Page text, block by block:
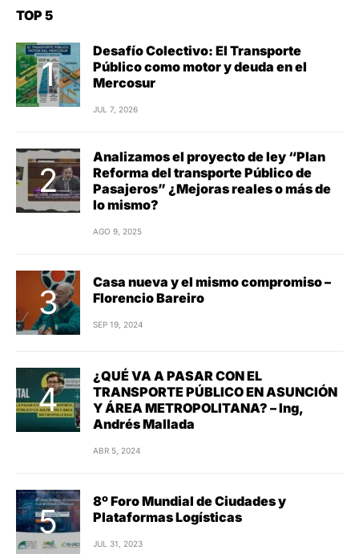
TOP 5
Desafío Colectivo: El Transporte
Público como motor y deuda en el
Mercosur
JUL 7, 2026
Analizamos el proyecto de ley “Plan
Reforma del transporte Público de
Pasajeros” ¿Mejoras reales o más de
lo mismo?
AGO 9, 2025
Casa nueva y el mismo compromiso –
Florencio Bareiro
SEP 19, 2024
¿QUÉ VA A PASAR CON EL
TRANSPORTE PÚBLICO EN ASUNCIÓN
Y ÁREA METROPOLITANA? – Ing,
Andrés Mallada
ABR 5, 2024
8º Foro Mundial de Ciudades y
Plataformas Logísticas
JUL 31, 2023